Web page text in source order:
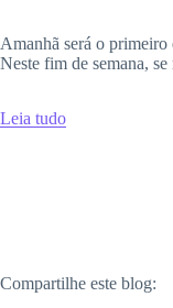
Amanhã será o
Neste fim de semana,
Leia tudo
Compartilhe este blog: